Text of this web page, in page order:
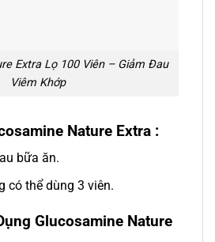
Extra Lọ 100 Viên – Giảm Đau
Viêm Khớp
Nature Extra :
bữa ăn.
có thể dùng 3 viên.
Glucosamine Nature